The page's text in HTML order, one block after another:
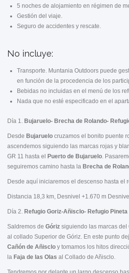
5 noches de alojamiento en régimen de
Gestión del viaje.
Seguro de accidentes y rescate.
No incluye:
Transporte. Muntania Outdoors puede
en función de la procedencia de los
Bebidas no incluidas en el menú de los
Nada que no esté especificado en el
Día 1. Bujaruelo- Brecha de Rolando-
Desde Bujaruelo cruzamos el bonito puente
ascendemos siguiendo las marcas rojas y
GR 11 hasta el
Puerto de Bujaruelo.
seguiremos camino hasta la Brecha de
Desde aquí iniciaremos el descenso hasta el
Distancia 18,3 km, Desnivel +1.670 m
Día 2. Refugio Goriz-Añisclo- Refugio Pineta
Saldremos de Góriz siguiendo las marcas del
al collado Superior de Góriz. En este punto
Cañón de Añisclo y tomamos los hitos
la Faja de las Olas al Collado de Añisclo.